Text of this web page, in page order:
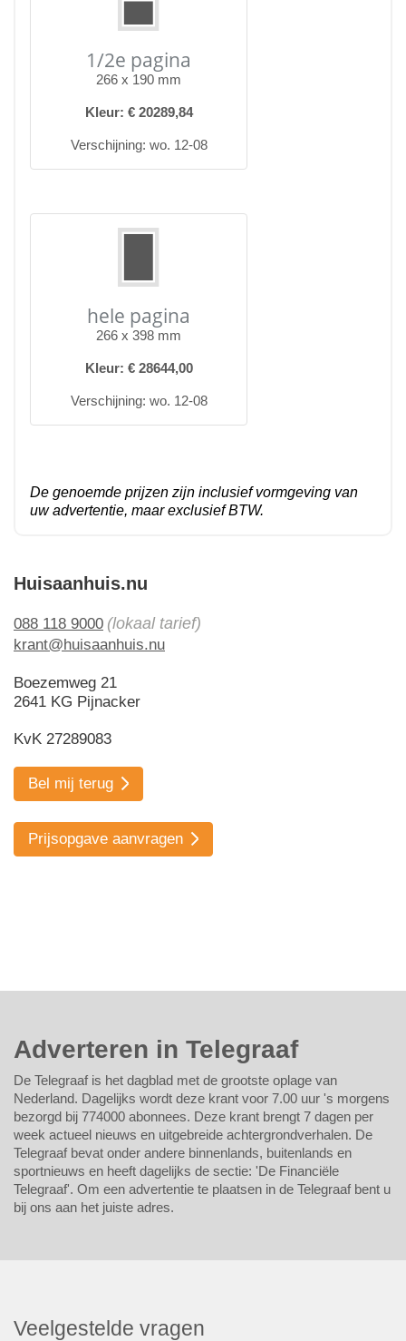
Huisaanhuis.nu
088 118 9000 (lokaal tarief)
krant@huisaanhuis.nu
Boezemweg 21
2641 KG Pijnacker
KvK 27289083
Bel mij terug
Prijsopgave aanvragen
1/2e pagina
266 x 190 mm
Kleur: € 20289,84
Verschijning: wo. 12-08
hele pagina
266 x 398 mm
Kleur: € 28644,00
Verschijning: wo. 12-08
De genoemde prijzen zijn inclusief vormgeving van
uw advertentie, maar exclusief BTW.
Adverteren in Telegraaf
De Telegraaf is het dagblad met de grootste oplage van
Nederland. Dagelijks wordt deze krant voor 7.00 uur 's morgens
bezorgd bij 774000 abonnees. Deze krant brengt 7 dagen per
week actueel nieuws en uitgebreide achtergrondverhalen. De
Telegraaf bevat onder andere binnenlands, buitenlands en
sportnieuws en heeft dagelijks de sectie: 'De Financiële
Telegraaf'. Om een advertentie te plaatsen in de Telegraaf bent u
bij ons aan het juiste adres.
Veelgestelde vragen